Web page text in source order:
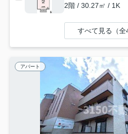
2階 / 30.27㎡ / 1K
すべて見る（全
アパート